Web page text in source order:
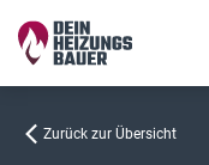
Zurück zur Übersicht